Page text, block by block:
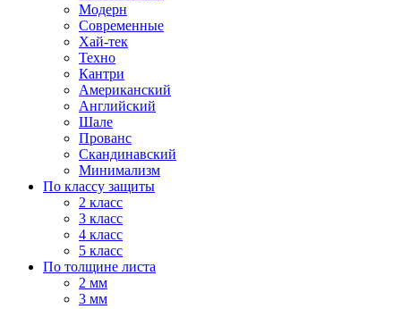
Модерн
Современные
Хай-тек
Техно
Кантри
Американский
Английский
Шале
Прованс
Скандинавский
Минимализм
По классу защиты
2 класс
3 класс
4 класс
5 класс
По толщине листа
2 мм
3 мм